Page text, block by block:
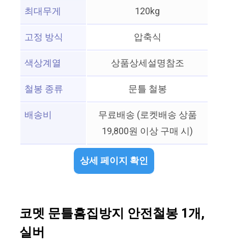
최대무게
120kg
고정 방식
압축식
색상계열
상품상세설명참조
철봉 종류
문틀 철봉
배송비
무료배송 (로켓배송 상품
19,800원 이상 구매 시)
상세 페이지 확인
코멧 문틀흠집방지 안전철봉 1개,
실버